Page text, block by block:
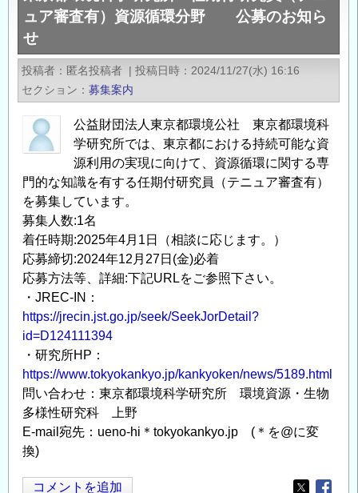
ュア審査有）資源循環分野 公募のお知ら
せ
投稿者 匿名投稿者 | 投稿日時
2024/11/27(水) 16:16
セクション
募集案内
公益財団法人東京都環境公社 東京都環境科
学研究所では、東京都における持続可能な資
源利用の実現に向けて、資源循環に関する専
門的な知識を有する任期付研究員（テニュア審査有）
を募集しています。
募集人数:1名
着任時期:2025年4月1日（相談に応じます。）
応募締切:2024年12月27日(金)必着
応募方法等、詳細:下記URLをご参照下さい。
・JREC-IN：
https://jrecin.jst.go.jp/seek/SeekJorDetail?
id=D124111394
・研究所HP：
https://www.tokyokankyo.jp/kankyoken/news/5189.html
問い合わせ：東京都環境科学研究所 環境資源・生物
多様性研究科 上野
E-mail宛先：ueno-hi＊tokyokankyo.jp (＊を@に変
換)
コメントを追加